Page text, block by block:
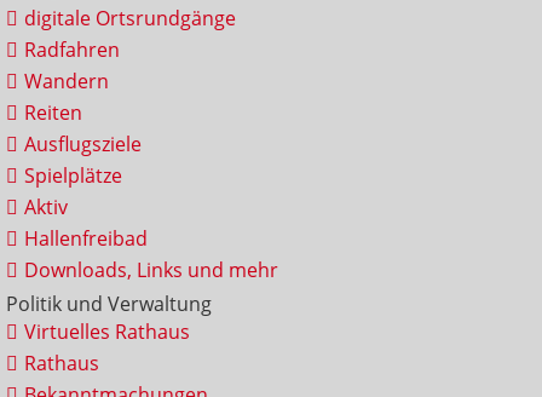
digitale Ortsrundgänge
Radfahren
Wandern
Reiten
Ausflugsziele
Spielplätze
Aktiv
Hallenfreibad
Downloads, Links und mehr
Politik und Verwaltung
Virtuelles Rathaus
Rathaus